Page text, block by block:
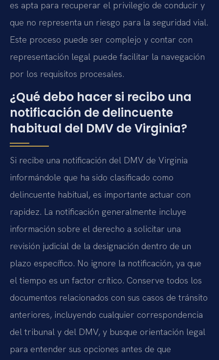
es apta para recuperar el privilegio de conducir y
que no representa un riesgo para la seguridad vial.
Este proceso puede ser complejo y contar con
representación legal puede facilitar la navegación
por los requisitos procesales.
¿Qué debo hacer si recibo una
notificación de delincuente
habitual del DMV de Virginia?
Si recibe una notificación del DMV de Virginia
informándole que ha sido clasificado como
delincuente habitual, es importante actuar con
rapidez. La notificación generalmente incluye
información sobre el derecho a solicitar una
revisión judicial de la designación dentro de un
plazo específico. No ignore la notificación, ya que
el tiempo es un factor crítico. Conserve todos los
documentos relacionados con sus casos de tránsito
anteriores, incluyendo cualquier correspondencia
del tribunal y del DMV, y busque orientación legal
para entender sus opciones antes de que